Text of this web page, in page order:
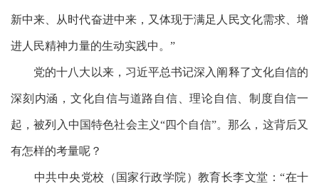
新中来、从时代奋进中来，又体现于满足人民文化需求、增
进人民精神力量的生动实践中。”
党的十八大以来，习近平总书记深入阐释了文化自信的
深刻内涵，文化自信与道路自信、理论自信、制度自信一
起，被列入中国特色社会主义“四个自信”。那么，这背后又
有怎样的考量呢？
中共中央党校（国家行政学院）教育长李文堂：“在十